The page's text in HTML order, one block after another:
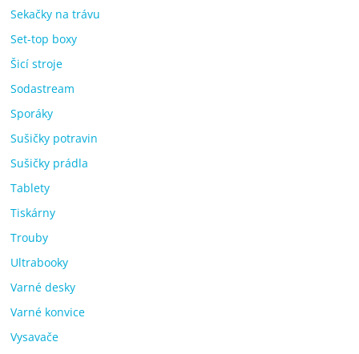
Sekačky na trávu
Set-top boxy
Šicí stroje
Sodastream
Sporáky
Sušičky potravin
Sušičky prádla
Tablety
Tiskárny
Trouby
Ultrabooky
Varné desky
Varné konvice
Vysavače